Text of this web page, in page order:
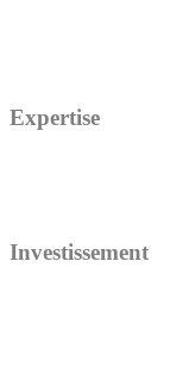
Expertise
Investissement